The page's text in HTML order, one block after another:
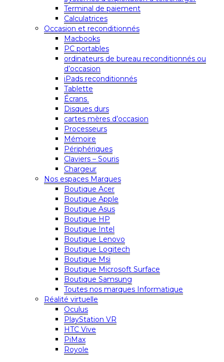
Terminal de paiement
Calculatrices
Occasion et reconditionnés
Macbooks
PC portables
ordinateurs de bureau reconditionnés ou
d’occasion
iPads reconditionnés
Tablette
Écrans
Disques durs
cartes mères d’occasion
Processeurs
Mémoire
Périphériques
Claviers – Souris
Chargeur
Nos espaces Marques
Boutique Acer
Boutique Apple
Boutique Asus
Boutique HP
Boutique Intel
Boutique Lenovo
Boutique Logitech
Boutique Msi
Boutique Microsoft Surface
Boutique Samsung
Toutes nos marques Informatique
Réalité virtuelle
Oculus
PlayStation VR
HTC Vive
PiMax
Royole